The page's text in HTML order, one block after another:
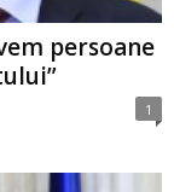
persoane
1